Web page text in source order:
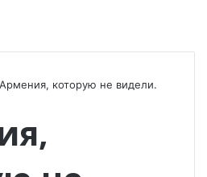
Армения, которую не видели.